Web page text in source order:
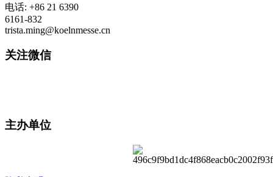
电话: +86 21 6390
6161-832
trista.ming@koelnmesse.cn
关注微信
主办单位